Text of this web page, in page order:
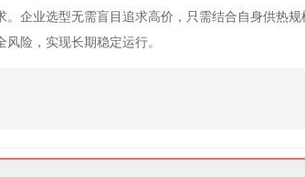
企业选型无需盲目追求高价，只需结合自身供热
险，实现长期稳定运行。